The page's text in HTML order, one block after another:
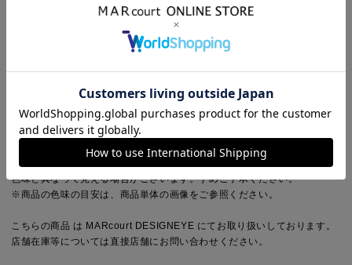
光沢感：なし
ポケット：なし
※商品画像は、光の当たり具合やパソコンなどの閲覧環境により、実際の
色味と異なって見える場合がございます。予めご了承ください。
※商品の色味の目安は、商品単体の画像をご参照ください。
こちらの商品 は MARcourt DESIGNEYE にてお取り扱いしております。
店舗在庫等については直接店舗にお問い合わせください。